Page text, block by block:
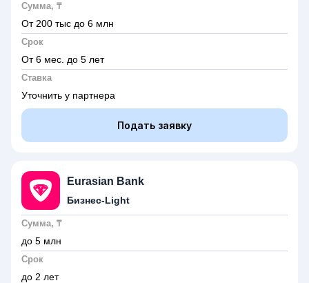
Сумма, ₸
От 200 тыс до 6 млн
Срок
От 6 мес. до 5 лет
Ставка
Уточнить у партнера
Подать заявку
Eurasian Bank
Бизнес-Light
Сумма, ₸
до 5 млн
Срок
до 2 лет